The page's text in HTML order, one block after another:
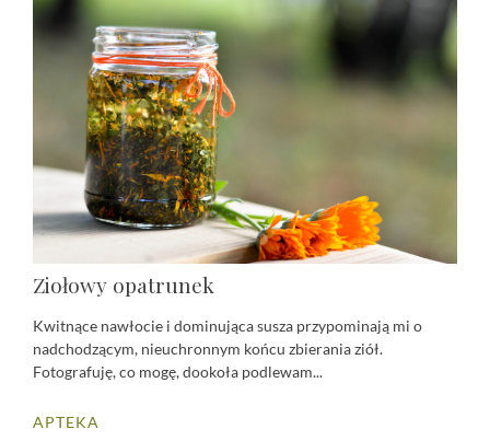
Ziołowy opatrunek
Kwitnące nawłocie i dominująca susza przypominają mi o
nadchodzącym, nieuchronnym końcu zbierania ziół.
Fotografuję, co mogę, dookoła podlewam...
APTEKA